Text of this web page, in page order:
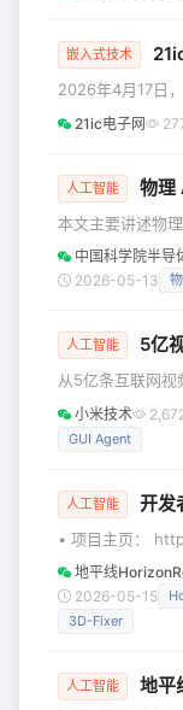
芯、Microchip
新方案。 🎯各领
嵌入式技术
2026年4月17日
程师社区，21ic
底层技术演进与
产品的量化参数
21ic电子网
人工智能 物理 AI
本文主要讲述物
计算。 过去两年
一回事——一个对
图像、代码的事
厂卷训练卡，应
大新闻几乎都和
多少倍，集群又
AI
中国科学院半导
2026-05-13
人工智能 5亿视频炼出全球最大
从5亿条互联网视
源 GUI 操作数据
ScreenSpot-Pro
3B 参数的小模型
PPT 愿景，而是
真实体现。 近日
2026（
Machine
果。
小米技术
GUI Agent
人工智能 开发者说｜
• 项目主页：
yin.github.io/
https://
• GitHub代码**
景，是构建物理
地平线
2026-05-15
3D-Fixer
人工智能 地平线开源